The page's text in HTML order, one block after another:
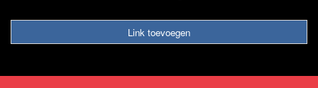
Link toevoegen